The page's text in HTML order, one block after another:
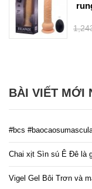
BÀI VIẾT MỚI
#bcs
Chai xịt Sìn sú Ê Đê là
Vigel Gel Bôi Trơn và